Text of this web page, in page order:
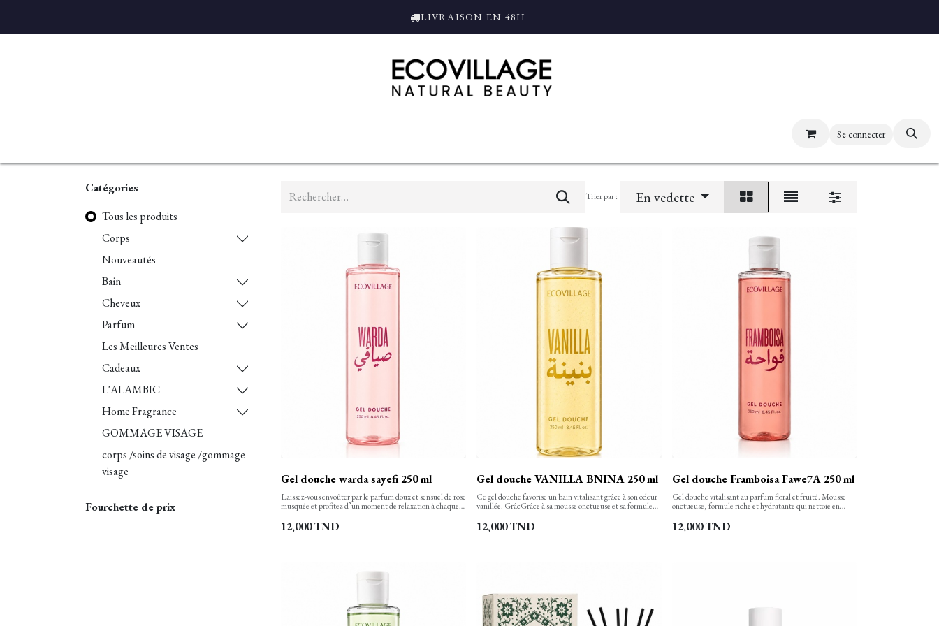
LIVRAISON EN 48H
Se connecter
Catégories
Tous les produits
Corps
Nouveautés
Bain
Cheveux
Parfum
Les Meilleures Ventes
Cadeaux
L'ALAMBIC
Home Fragrance
GOMMAGE VISAGE
corps /soins de visage /gommage
visage
Fourchette de prix
Trier par : En vedette
Gel douche warda sayefi 250 ml
Laissez-vous envoûter par le parfum doux et sensuel de rose
musquée et profitez d’un moment de relaxation à chaque
peau tout en finesse et la laisse propre, confortable et
soyeusement douce. Sa texture onctueuse, aux notes
12,000TND
Gel douche VANILLA BNINA 250 ml
Ce gel douche favorise un bain vitalisant grâce à son odeur
vanillée. GrâcGrâce à sa mousse onctueuse et sa formule
subtilement parfumé. Votre peau est ainsi bien protégée et
hydratée.
12,000TND
Gel douche Framboisa Fawe7A 250 ml
Gel douche vitalisant au parfum floral et fruité. Mousse
onctueuse, formule riche et hydratante qui nettoie en
parfumée.
12,000TND